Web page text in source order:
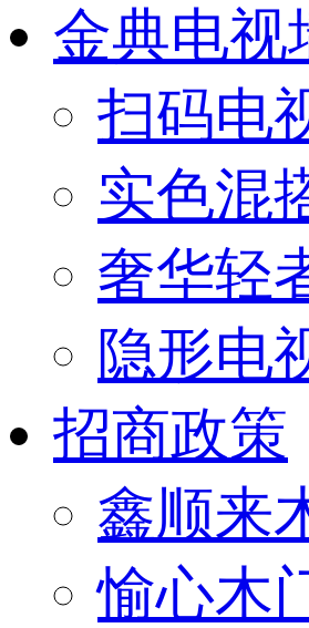
金典电视
扫码电
实色混
奢华轻
隐形电
招商政策
鑫顺来
愉心木